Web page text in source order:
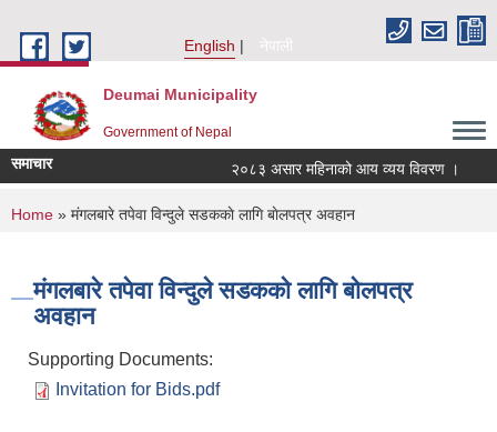
English
नेपाली
Deumai Municipality
Government of Nepal
समाचार २०८३ असार महिनाको आय व्यय विवरण ।
You are here
Home » मंगलबारे तपेवा विन्दुले सडककाे लागि बाेलपत्र अवहान
मंगलबारे तपेवा विन्दुले सडककाे लागि बाेलपत्र
अवहान
Supporting Documents:
Invitation for Bids.pdf